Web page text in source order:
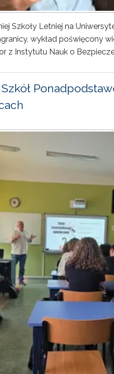
Szkoły Letniej na
wykład poświęcony
z Instytutu Nauk o